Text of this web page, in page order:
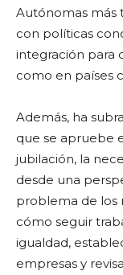
Autónomas más
con políticas
integración para
como en países
Además, ha
que se apruebe
jubilación, la
desde una
problema de los
cómo seguir
igualdad,
empresas y